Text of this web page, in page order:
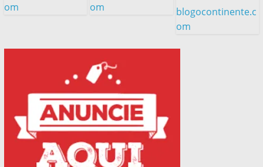
om
om
blogocontinente.c
om